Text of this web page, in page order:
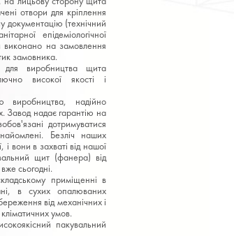
отвори для кріплення
документацію (технічний
епідеміологічної
на замовлення
замовника.
для виробництва щита
високої якості і
виробництва, надійно
Завод надає гарантію на
дотримуватися
Безліч наших
і вони в захваті від нашої
щит (фанера) від
сьогодні.
приміщенні в
в сухих опалюваних
від механічних і
умов.
пакувальний